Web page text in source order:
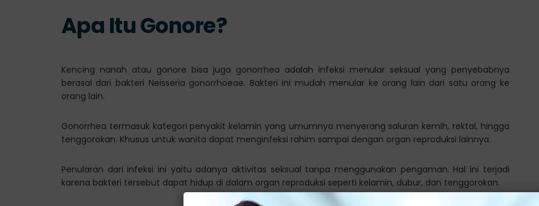
Apa Itu Gonore?
Kencing nanah atau gonore bisa juga gonorrhea adalah infeksi menular seksual yang penyebabnya
berasal dari bakteri Neisseria gonorrhoeae. Bakteri ini mudah menular ke orang lain dari satu orang ke
orang lain.
Gonorrhea termasuk kategori penyakit kelamin yang umumnya menyerang saluran kemih, rektal, hingga
tenggorokan. Khusus untuk wanita dapat menginfeksi rahim sampai dengan organ reproduksi lainnya.
Penularan dari infeksi ini yaitu adanya aktivitas seksual tanpa menggunakan pengaman. Hal ini terjadi
karena bakteri tersebut dapat hidup di dalam organ reproduksi seperti kelamin, dubur, dan tenggorokan.